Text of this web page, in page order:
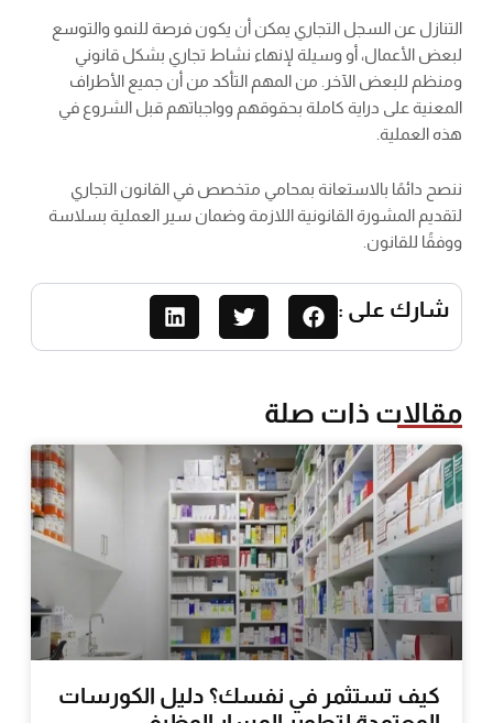
التنازل عن السجل التجاري يمكن أن يكون فرصة للنمو والتوسع
لبعض الأعمال، أو وسيلة لإنهاء نشاط تجاري بشكل قانوني
ومنظم للبعض الآخر. من المهم التأكد من أن جميع الأطراف
المعنية على دراية كاملة بحقوقهم وواجباتهم قبل الشروع في
هذه العملية.
ننصح دائمًا بالاستعانة بمحامي متخصص في القانون التجاري
لتقديم المشورة القانونية اللازمة وضمان سير العملية بسلاسة
ووفقًا للقانون.
شارك على :
مقالات ذات صلة
كيف تستثمر في نفسك؟ دليل الكورسات